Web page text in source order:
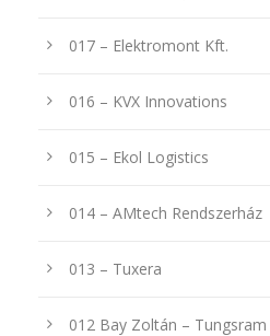
017 – Elektromont Kft.
016 – KVX Innovations
015 – Ekol Logistics
014 – AMtech Rendszerház
013 – Tuxera
012 Bay Zoltán – Tungsram